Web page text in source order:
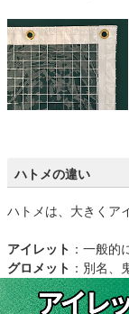
ハトメの違い
ハトメは、大きくア
アイレット ：一般的
グロメット ：別名、